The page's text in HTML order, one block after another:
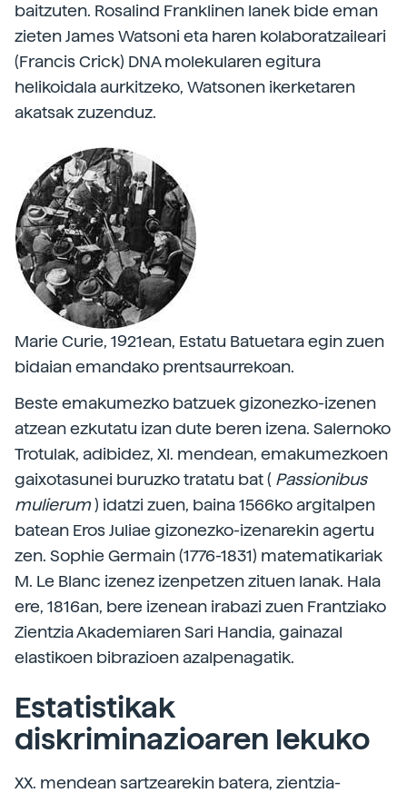
baitzuten. Rosalind Franklinen lanek bide eman
zieten James Watsoni eta haren kolaboratzaileari
(Francis Crick) DNA molekularen egitura
helikoidala aurkitzeko, Watsonen ikerketaren
akatsak zuzenduz.
Marie Curie, 1921ean, Estatu Batuetara egin zuen
bidaian emandako prentsaurrekoan.
Beste emakumezko batzuek gizonezko-izenen
atzean ezkutatu izan dute beren izena. Salernoko
Trotulak, adibidez, XI. mendean, emakumezkoen
gaixotasunei buruzko tratatu bat ( Passionibus
mulierum) idatzi zuen, baina 1566ko argitalpen
batean Eros Juliae gizonezko-izenarekin agertu
zen. Sophie Germain (1776-1831) matematikariak
M. Le Blanc izenez izenpetzen zituen lanak. Hala
ere, 1816an, bere izenean irabazi zuen Frantziako
Zientzia Akademiaren Sari Handia, gainazal
elastikoen bibrazioen azalpenagatik.
Estatistikak
diskriminazioaren lekuko
XX. mendean sartzearekin batera, zientzia-